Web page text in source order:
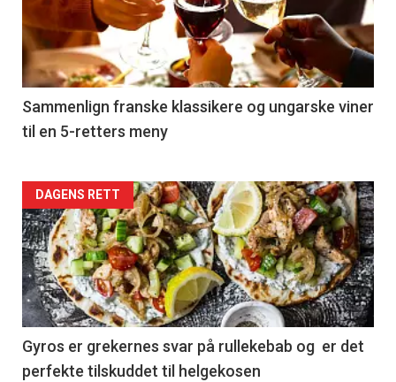
nå
-
5
Sammenlign franske klassikere og ungarske viner
til en 5-retters meny
Forsiden
akkurat
nå
-
6
DAGENS RETT
Gyros er grekernes svar på rullekebab og er det
perfekte tilskuddet til helgekosen